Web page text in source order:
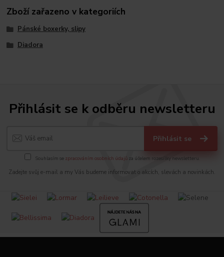
Zboží zařazeno v kategoriích
Pánské boxerky, slipy
Diadora
Přihlásit se k odběru newsletteru
Přihlásit se
Souhlasím se zpracováním osobních údajů za účelem rozesílky newsletteru.
Zadejte svůj e-mail a my Vás budeme informovat o akcích, slevách a novinkách.